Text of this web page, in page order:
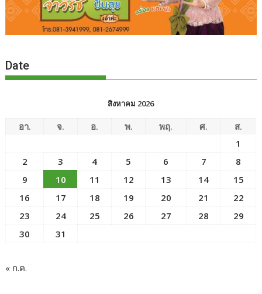
Date
สิงหาคม 2026
อา. จ. อ. พ. พฤ. ศ.
ส.
1
2
3 4 5 6 7
8
9
10 11 12 13 14
15
16
17 18 19 20 21
22
23
24 25 26 27 28
29
30
31
« ก.ค.